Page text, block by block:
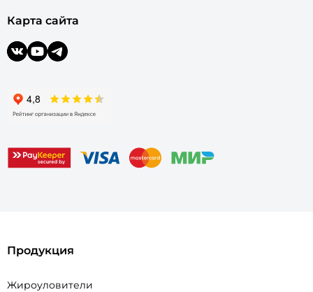
Карта сайта
Продукция
Жироуловители